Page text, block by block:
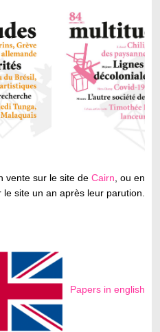
vente sur le site deCairn, ou en
le site un an après leur parution.
Papers in english